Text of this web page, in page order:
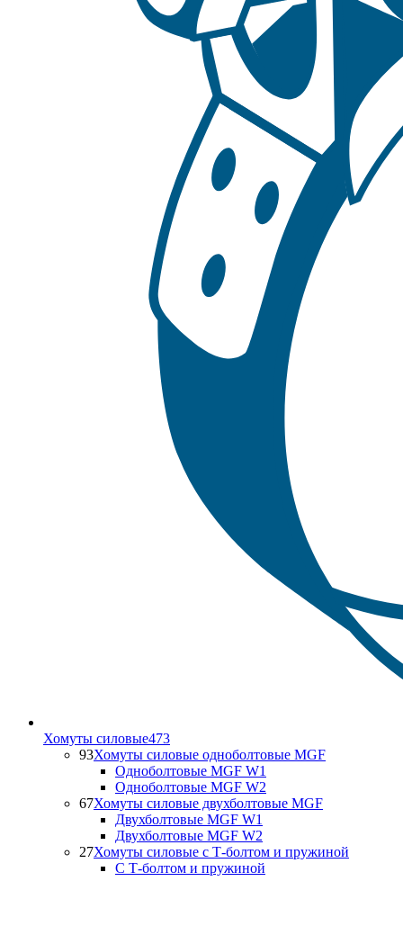
Хомуты силовые473
93Хомуты силовые одноболтовые MGF
Одноболтовые MGF W1
Одноболтовые MGF W2
67Хомуты силовые двухболтовые MGF
Двухболтовые MGF W1
Двухболтовые MGF W2
27Хомуты силовые с Т-болтом и пружиной
С Т-болтом и пружиной